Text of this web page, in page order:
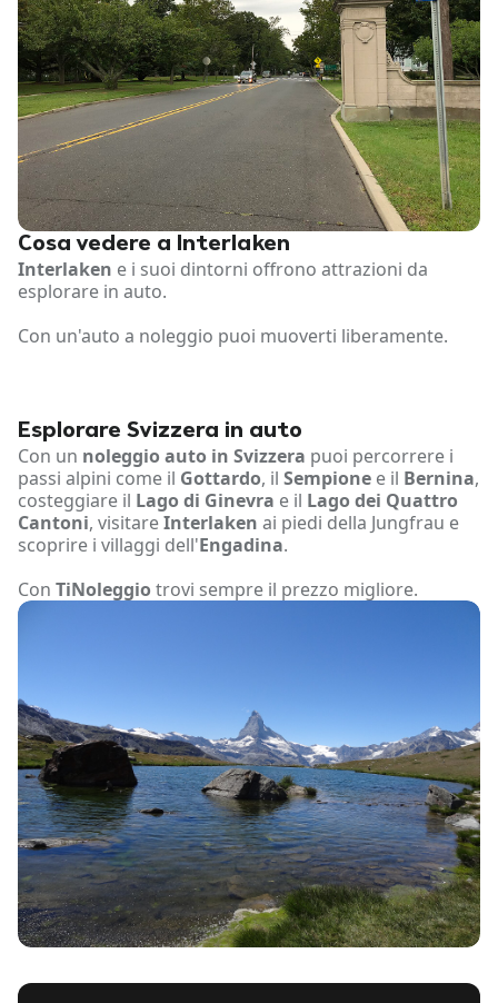
Cosa vedere a Interlaken
Interlaken e i suoi dintorni offrono attrazioni da
esplorare in auto.
Con un'auto a noleggio puoi muoverti liberamente.
Esplorare Svizzera in auto
Con un noleggio auto in Svizzera puoi percorrere i
passi alpini come il Gottardo, il Sempione e il Bernina,
costeggiare il Lago di Ginevra e il Lago dei Quattro
Cantoni, visitareInterlaken ai piedi della Jungfrau e
scoprire i villaggi dell'Engadina.
Con TiNoleggiotrovi sempre il prezzo migliore.